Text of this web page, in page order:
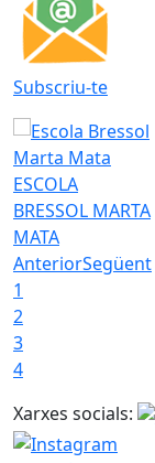
Subscriu-te
ESCOLA
BRESSOL MARTA
MATA
AnteriorSegüent
1
2
3
4
Xarxes socials: